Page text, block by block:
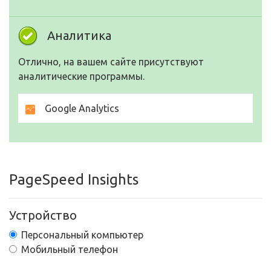
Аналитика
Отлично, на вашем сайте присутствуют
аналитические программы.
Google Analytics
PageSpeed Insights
Устройство
Персональный компьютер
Мобильный телефон